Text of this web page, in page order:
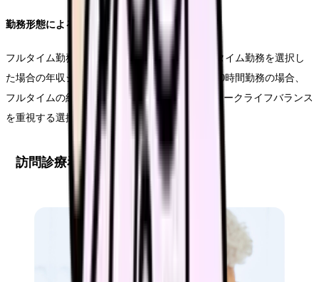
勤務形態による収入比較
フルタイム勤務と比較して、時短勤務やパートタイム勤務を選択し
た場合の年収シミュレーションも重要です。週30時間勤務の場合、
フルタイムの約75%程度の年収となりますが、ワークライフバランス
を重視する選択として人気があります。
訪問診療看護師の勤務形態